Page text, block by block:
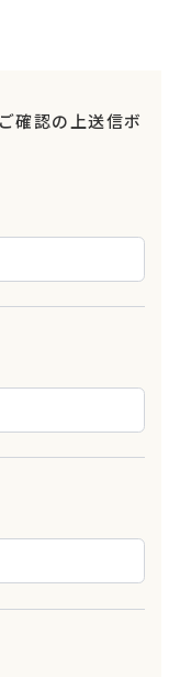
確認の上送信ボ